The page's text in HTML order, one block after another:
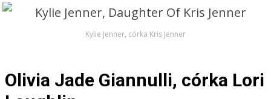
Kylie Jenner, córka Kris Jenner
Olivia Jade Giannulli, córka Lori